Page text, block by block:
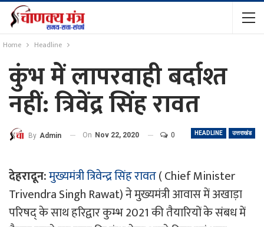
Home Headline
कुंभ में लापरवाही बर्दाश्त
नहीं: त्रिवेंद्र सिंह रावत
HEADLINE उत्तराखंड
By Admin On Nov 22, 2020 0
देहरादून:मुख्यमंत्री त्रिवेन्द्र सिंह रावत( Chief Minister
Trivendra Singh Rawat) ने मुख्यमंत्री आवास में अखाड़ा
परिषद् के साथ हरिद्वार कुम्भ 2021 की तैयारियों के संबध में